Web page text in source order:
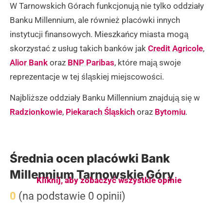
W Tarnowskich Górach funkcjonują nie tylko oddziały
Banku Millennium, ale również placówki innych
instytucji finansowych. Mieszkańcy miasta mogą
skorzystać z usług takich banków jak Credit Agricole,
Alior Bank oraz BNP Paribas, które mają swoje
reprezentacje w tej śląskiej miejscowości.
Najbliższe oddziały Banku Millennium znajdują się w
Radzionkowie, Piekarach Śląskich oraz Bytomiu.
Średnia ocen placówki Bank
Millennium Tarnowskie Góry
0 (na podstawie 0 opinii)
Kliknij, aby zobaczyć wszystkie opinie